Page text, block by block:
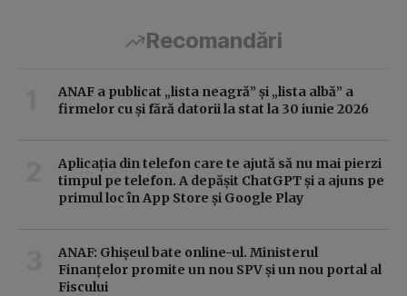
Recomandări
ANAF a publicat „lista neagră” și „lista albă” a
firmelor cu și fără datorii la stat la 30 iunie 2026
Aplicația din telefon care te ajută să nu mai pierzi
timpul pe telefon. A depășit ChatGPT și a ajuns pe
primul loc în App Store și Google Play
ANAF: Ghișeul bate online-ul. Ministerul
Finanțelor promite un nou SPV și un nou portal al
Fiscului